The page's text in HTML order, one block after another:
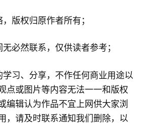
版权归原作者所有；
必然联系，仅供读者参考；
习、分享，不作任何商业用途以
点或图片等内容无法一一和版权
编辑认为作品不宜上网供大家浏
，请及时联系通知我们删除，以